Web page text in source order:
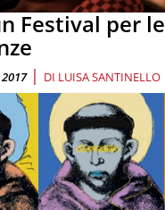
Festival per le
| DI LUISA SANTINELLO